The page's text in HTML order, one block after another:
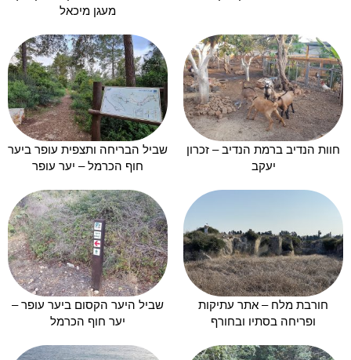
מעגן מיכאל
חוות הנדיב ברמת הנדיב – זכרון
יעקב
שביל הבריחה ותצפית עופר ביער
חוף הכרמל – יער עופר
חורבת מלח – אתר עתיקות
ופריחה בסתיו ובחורף
שביל היער הקסום ביער עופר –
יער חוף הכרמל